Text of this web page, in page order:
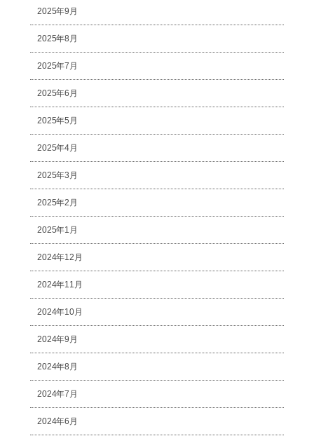
2025年9月
2025年8月
2025年7月
2025年6月
2025年5月
2025年4月
2025年3月
2025年2月
2025年1月
2024年12月
2024年11月
2024年10月
2024年9月
2024年8月
2024年7月
2024年6月